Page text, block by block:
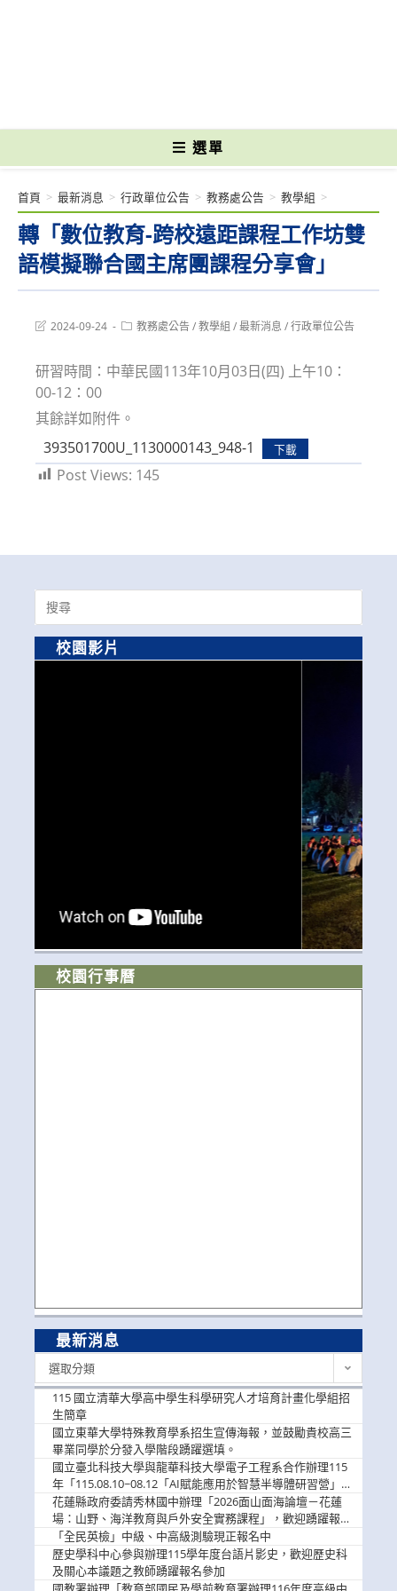
選單
轉「數位教育-跨校遠距課程工作坊雙
語模擬聯合國主席團課程分享會」
首頁 > 最新消息 > 行政單位公告 > 教務處公告 > 教學組 >
Post2024-09-24
Post教務處公告/教學組 /最新消息 /行政單位公告
研習時間：中華民國113年10月03日(四) 上午10：
00-12：00
其餘詳如附件。
393501700U_1130000143_948-1
下載
Post Views: 145
Search
for:
校園影片
校園行事曆
最新消息
選取分類
115 國立清華大學高中學生科學研究人才培育計畫化學組招
生簡章
國立東華大學特殊教育學系招生宣傳海報，並鼓勵貴校高三
畢業同學於分發入學階段踴躍選填。
國立臺北科技大學與龍華科技大學電子工程系合作辦理115
年「115.08.10~08.12「AI賦能應用於智慧半導體研習營」，
歡迎學生踴躍報名參加
花蓮縣政府委請秀林國中辦理「2026面山面海論壇－花蓮
場：山野、海洋教育與戶外安全實務課程」，歡迎踴躍報名
參加
「全民英檢」中級、中高級測驗現正報名中
歷史學科中心參與辦理115學年度台語片影史，歡迎歷史科
及關心本議題之教師踴躍報名參加